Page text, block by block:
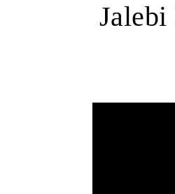
Jalebi